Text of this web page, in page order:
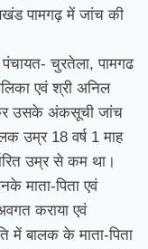
पामगढ़ में जांच की
पंचायत- चुरतेला, पामगढ
एवं श्री अनिल
उसके अंकसूची जांच
उम्र 18 वर्ष 1 माह
उम्र से कम था।
माता-पिता एवं
कराया एवं
में बालक के माता-पिता